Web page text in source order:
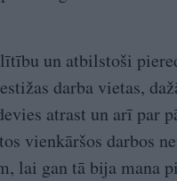
un atbilstoši
darba vietas,
atrast un arī par
vienkāršos darbos
lai gan tā bija mana